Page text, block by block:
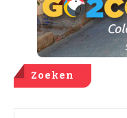
Zoeken